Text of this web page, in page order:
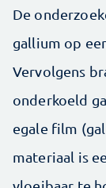
De
gallium op
Vervolgens
onderkoeld
egale film
materiaal is